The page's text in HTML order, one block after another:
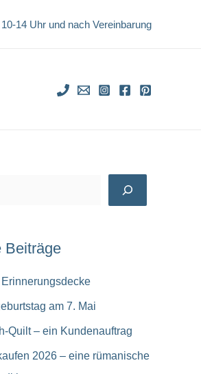
14 Uhr und nach Vereinbarung
Beiträge
Erinnerungsdecke
am 7. Mai
Quilt – ein Kundenauftrag
2026 – eine rümanische